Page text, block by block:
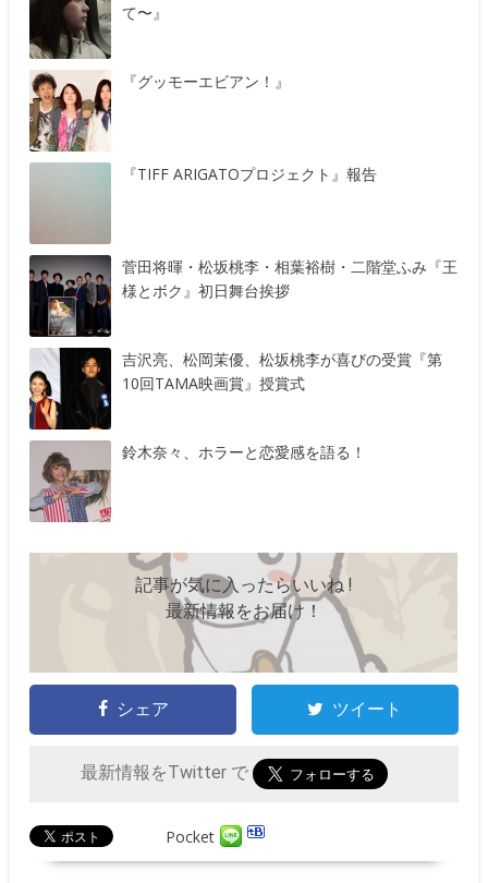
て〜』
『グッモーエビアン！』
『TIFF ARIGATOプロジェクト』報告
菅田将暉・松坂桃李・相葉裕樹・二階堂ふみ『王
様とボク』初日舞台挨拶
吉沢亮、松岡茉優、松坂桃李が喜びの受賞『第
10回TAMA映画賞』授賞式
鈴木奈々、ホラーと恋愛感を語る！
記事が気に入ったらいいね !
最新情報をお届け！
シェア ツイート
最新情報をTwitter で
Pocket